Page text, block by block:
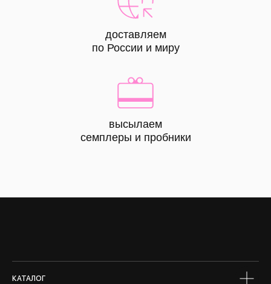
доставляем
по России и миру
высылаем
семплеры и пробники
КАТАЛОГ
волосы